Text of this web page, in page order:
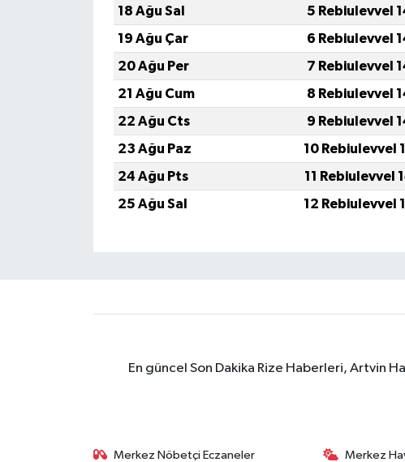
18 Ağu Sal
5 Rebiulevvel
19 Ağu Çar
6 Rebiulevvel
20 Ağu Per
7 Rebiulevvel
21 Ağu Cum
8 Rebiulevvel
22 Ağu Cts
9 Rebiulevvel
23 Ağu Paz
10 Rebiulevvel
24 Ağu Pts
11 Rebiulevvel
25 Ağu Sal
12 Rebiulevvel
En güncel Son Dakika Rize Haberleri, Artvin
Merkez Nöbetçi Eczaneler Merkez
TEKNOLOJİ
ÜLKE GÜNDEMİ